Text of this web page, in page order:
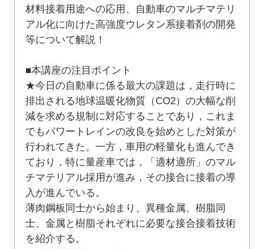
材料接着用途への応用、自動車のマルチマテリ
アル化に向けた高強度ウレタン系接着剤の開発
等について解説！
■本講座の注目ポイント
★今日の自動車に係る最大の課題は，走行時に
排出される地球温暖化物質（CO2）の大幅な削
減を求める規制に対応することであり，これま
でもパワートレインの改良を始めとした対策が
行われてきた。一方，車用の軽量化も進んでき
ており，特に量産車では，「適材適所」のマル
チマテリアル採用が進み，その接合に接着の導
入が進んでいる。
薄肉鋼板同士から始まり、異種金属、樹脂同
士、金属と樹脂それぞれに必要な接合接着技術
を紹介する。